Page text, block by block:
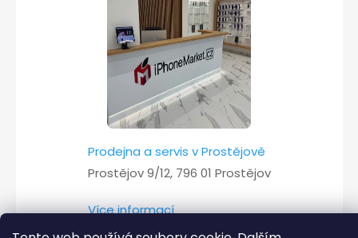
Prodejna a servis v Prostějově
Prostějov 9/12, 796 01 Prostějov
Více informací